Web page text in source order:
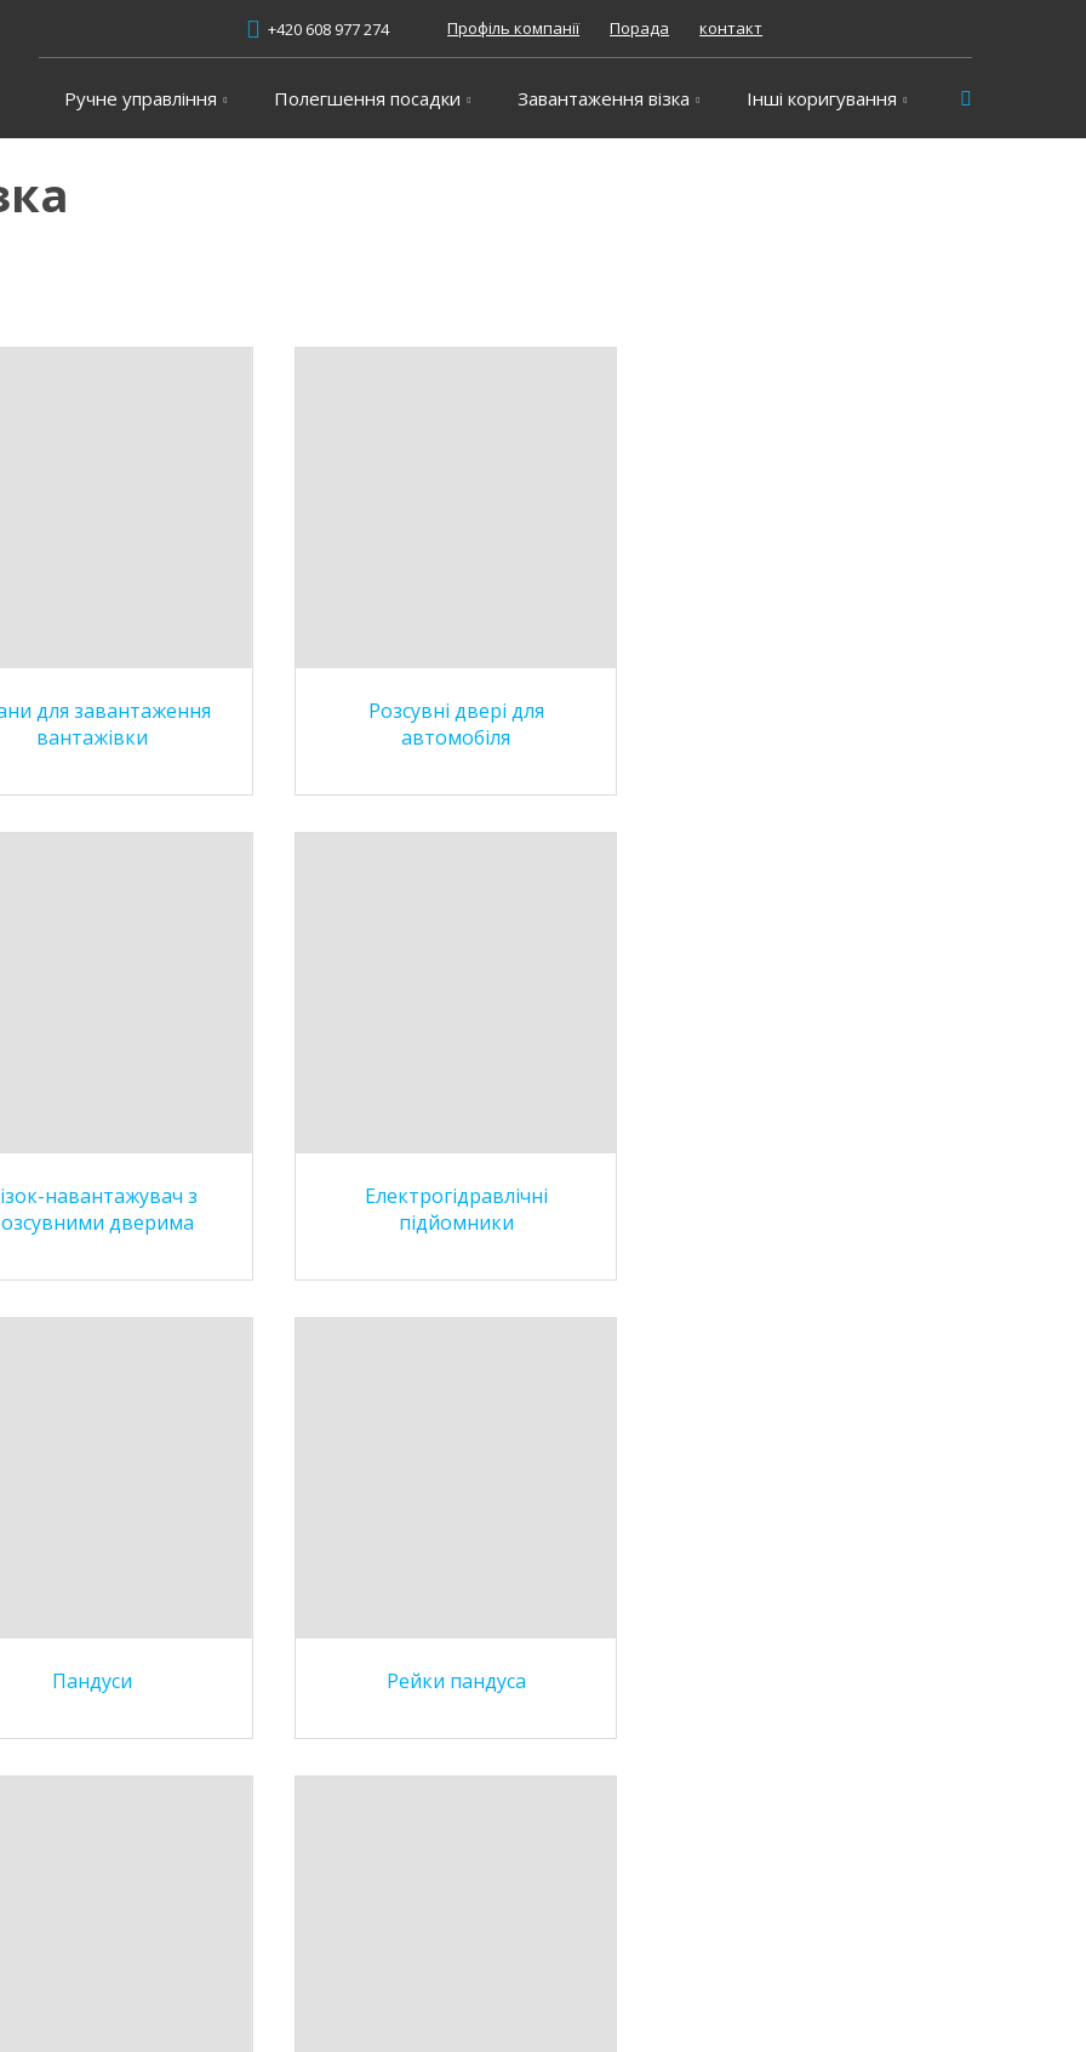
+420 608 977 274 Профіль компанії Порада контакт
Ручне управління Полегшення посадки Завантаження візка Інші коригування
для завантаження
вантажівки
Розсувні двері для
автомобіля
навантажувач з
дверима
Електрогідравлічні
підйомники
Пандуси Рейки пандуса